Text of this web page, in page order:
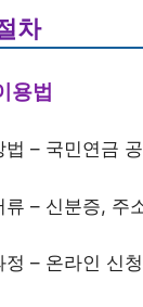
차
용법
법 – 국민연금
류 – 신분증, 주
정 – 온라인 신